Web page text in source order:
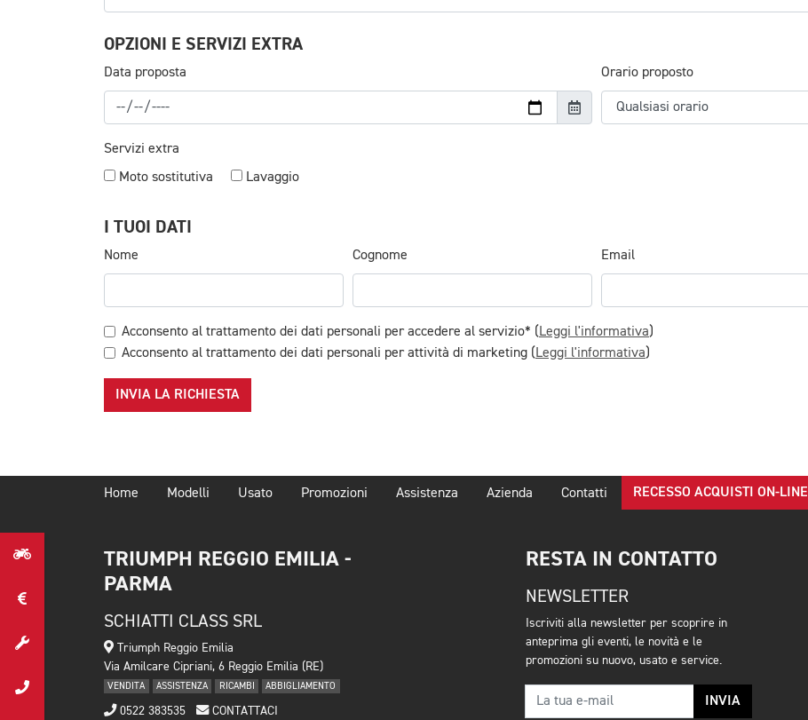
OPZIONI E SERVIZI EXTRA
Data proposta Orario proposto
Servizi extra
Moto sostitutiva
Lavaggio
I TUOI DATI
Nome Cognome Email
Acconsento al trattamento dei dati personali per accedere al servizio* (Leggi l'informativa)
Acconsento al trattamento dei dati personali per attività di marketing (Leggi l'informativa)
INVIA LA RICHIESTA
Home Modelli Usato Promozioni Assistenza Azienda Contatti RECESSO ACQUISTI ON-LINE
TRIUMPH REGGIO EMILIA -
PARMA
SCHIATTI CLASS SRL
Triumph Reggio Emilia
Via Amilcare Cipriani, 6 Reggio Emilia (RE)
VENDITA ASSISTENZA RICAMBI ABBIGLIAMENTO
0522 383535 CONTATTACI
RESTA IN CONTATTO
NEWSLETTER
Iscriviti alla newsletter per scoprire in
anteprima gli eventi, le novità e le
promozioni su nuovo, usato e service.
INVIA